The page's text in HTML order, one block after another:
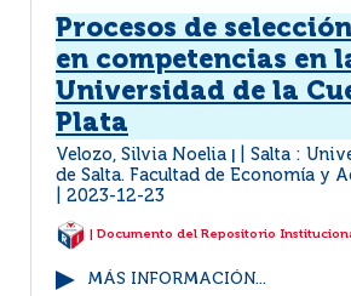
Procesos de
en competencias en
Universidad de la
Plata
Velozo, Silvia Noelia
Salta :
de Salta. Facultad de Economía y
2023-12-23
| Documento del Repositorio
MÁS INFORMACIÓN...